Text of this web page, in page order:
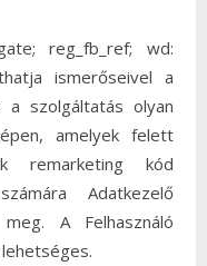
reg_fb_ref; wd:
ismerőseivel a
a szolgáltatás olyan
amelyek felett
remarketing kód
Adatkezelő
A Felhasználó